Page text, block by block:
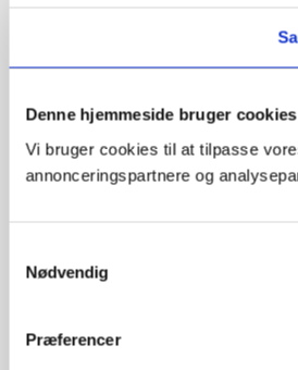
Denne hjemmeside bruger cookies
Vi bruger cookies til at tilpasse
annonceringspartnere og
Nødvendig
Præferencer